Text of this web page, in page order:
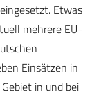
Etwas
mehrere EU-
Einsätzen in
in und bei